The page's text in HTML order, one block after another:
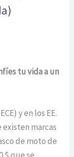
tu vida a un
y en los EE.
existen marcas
de moto de